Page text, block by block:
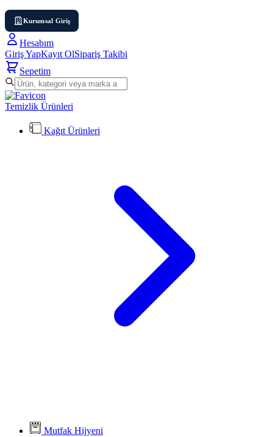
Kurumsal Giriş
Hesabım
Giriş YapKayıt OlSipariş Takibi
Sepetim
Temizlik Ürünleri
Kağıt Ürünleri
Mutfak Hijyeni